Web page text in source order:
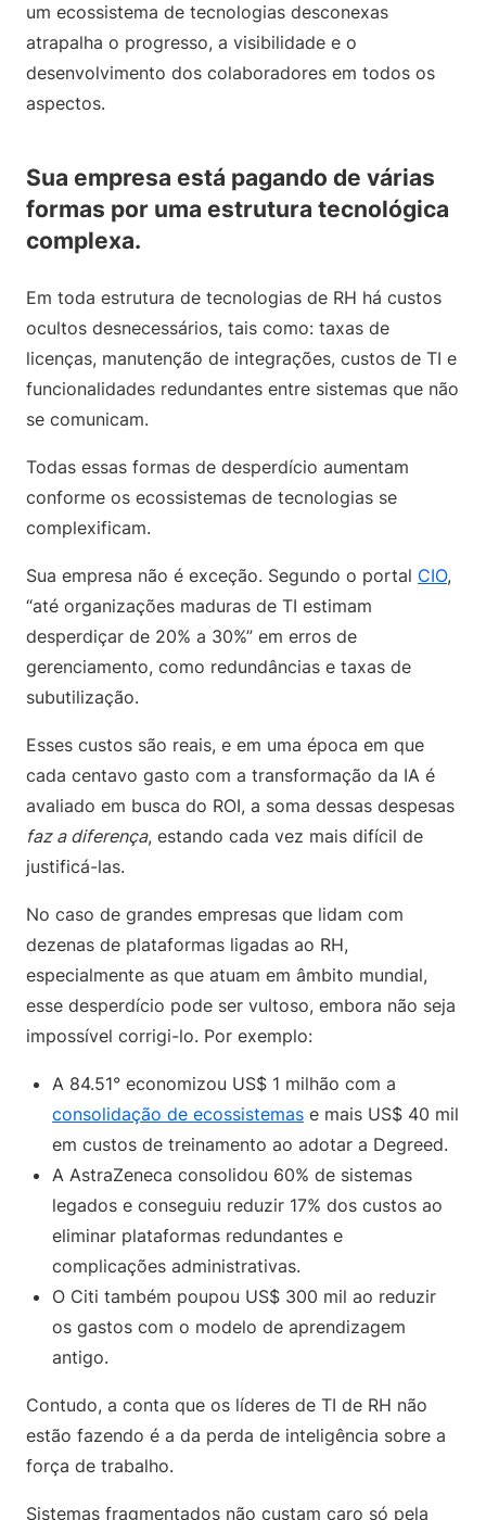
um ecossistema de tecnologias desconexas
atrapalha o progresso, a visibilidade e o
desenvolvimento dos colaboradores em todos os
aspectos.
Sua empresa está pagando de várias
formas por uma estrutura tecnológica
complexa.
Em toda estrutura de tecnologias de RH há custos
ocultos desnecessários, tais como: taxas de
licenças, manutenção de integrações, custos de TI e
funcionalidades redundantes entre sistemas que não
se comunicam.
Todas essas formas de desperdício aumentam
conforme os ecossistemas de tecnologias se
complexificam.
Sua empresa não é exceção. Segundo o portal CIO,
“até organizações maduras de TI estimam
desperdiçar de 20% a 30%” em erros de
gerenciamento, como redundâncias e taxas de
subutilização.
Esses custos são reais, e em uma época em que
cada centavo gasto com a transformação da IA é
avaliado em busca do ROI, a soma dessas despesas
faz a diferença, estando cada vez mais difícil de
justificá-las.
No caso de grandes empresas que lidam com
dezenas de plataformas ligadas ao RH,
especialmente as que atuam em âmbito mundial,
esse desperdício pode ser vultoso, embora não seja
impossível corrigi-lo. Por exemplo:
A 84.51° economizou US$ 1 milhão com a
consolidação de ecossistemas e mais US$ 40 mil
em custos de treinamento ao adotar a Degreed.
A AstraZeneca consolidou 60% de sistemas
legados e conseguiu reduzir 17% dos custos ao
eliminar plataformas redundantes e
complicações administrativas.
O Citi também poupou US$ 300 mil ao reduzir
os gastos com o modelo de aprendizagem
antigo.
Contudo, a conta que os líderes de TI de RH não
estão fazendo é a da perda de inteligência sobre a
força de trabalho.
Sistemas fragmentados não custam caro só pela